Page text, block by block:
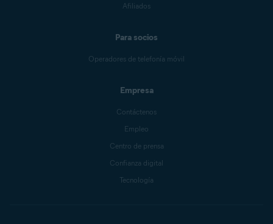
Afiliados
Para socios
Operadores de telefonía móvil
Empresa
Contáctenos
Empleo
Centro de prensa
Confianza digital
Tecnología